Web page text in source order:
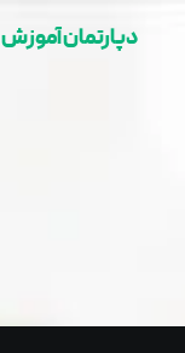
دپارتمان آموزش